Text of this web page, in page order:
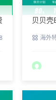
贝贝壳
海外